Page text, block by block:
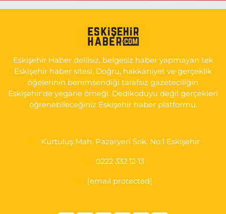
İSTİKLAL MAH. ŞAİR FUZULİ CAD. NO:35 A HAVA HASTANESİ
KARŞI KÖŞESİ ŞAİR FUZULİ AİLE SAĞLIĞI MERKEZİ KARŞISI
0 (222) 230 11 31 Yol Tarifi Al
Eskişehir Haber delilsiz, belgesiz haber yapmayan tek
Eskişehir haber sitesi. Doğru, hakkaniyet ve gerçeklik
öğelerinin benimsendiği tarafsız gazeteciliğin
Eskişehir'de yegane örneği. Dedikoduyu değil gerçekleri
öğrenebileceğiniz Eskişehir haber platformu.
Kurtuluş Mah. Pazaryeri Sok. No:1 Eskişehir
0222 332 12 13
[email protected]